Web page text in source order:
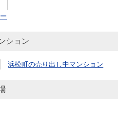
ション
浜松町の売り出し中マンション